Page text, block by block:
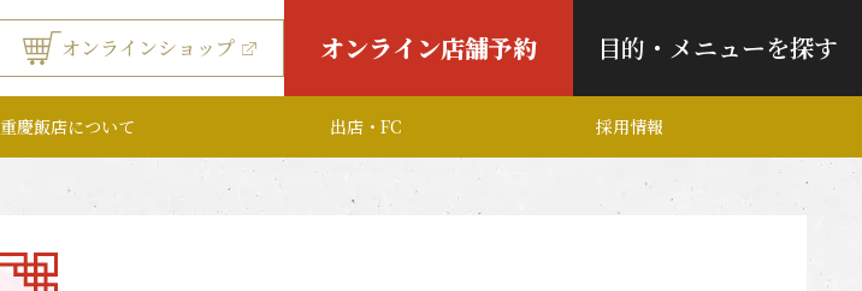
オンラインショップ オンライン店舗予約 目的・メニューを探す
重慶飯店について 出店・FC 採用情報